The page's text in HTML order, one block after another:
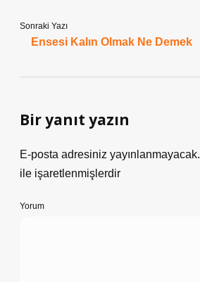
Sonraki Yazı
Ensesi Kalın Olmak Ne Demek
Bir yanıt yazın
E-posta adresiniz yayınlanmayacak.
ile işaretlenmişlerdir
Yorum